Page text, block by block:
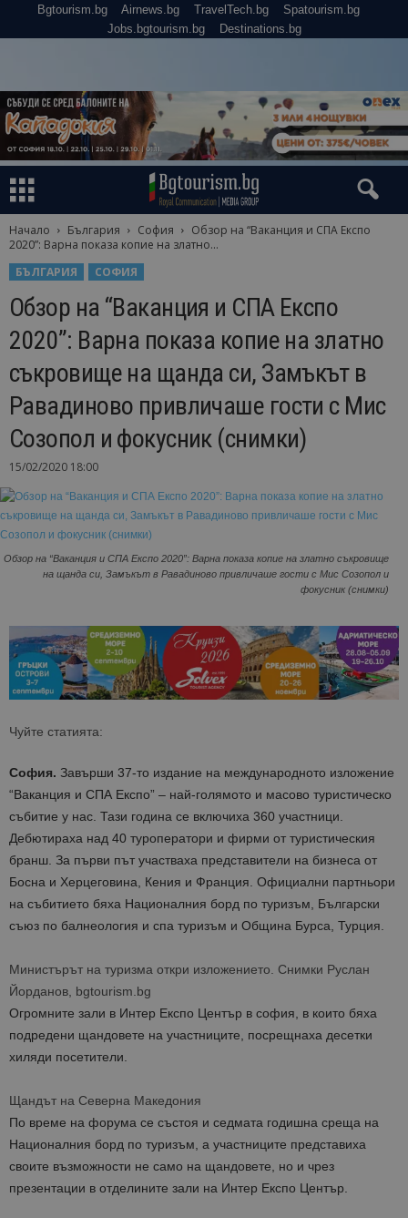
Bgtourism.bg Airnews.bg TravelTech.bg
Spatourism.bg
Jobs.bgtourism.bg
Destinations.bg
Начало България София
Обзор на “Ваканция и СПА Експо
2020”: Варна показа копие на златно...
БЪЛГАРИЯ
СОФИЯ
Обзор на “Ваканция и СПА Експо
2020”: Варна показа копие на златно
съкровище на щанда си, Замъкът в
Равадиново привличаше гости с Мис
Созопол и фокусник (снимки)
15/02/2020 18:00
Обзор на “Ваканция и СПА Експо 2020”: Варна показа копие на златно съкровище
на щанда си, Замъкът в Равадиново привличаше гости с Мис Созопол и
фокусник (снимки)
Чуйте статията:
София. Завърши 37-то издание на международното изложение
“Ваканция и СПА Експо” – най-голямото и масово туристическо
събитие у нас. Тази година се включиха 360 участници.
Дебютираха над 40 туроператори и фирми от туристическия
бранш. За първи път участваха представители на бизнеса от
Босна и Херцеговина, Кения и Франция. Официални партньори
на събитието бяха Националния борд по туризъм, Български
съюз по балнеология и спа туризъм и Община Бурса, Турция.
Министърът на туризма откри изложението. Снимки Руслан
Йорданов, bgtourism.bg
Огромните зали в Интер Експо Център в софия, в които бяха
подредени щандовете на участниците, посрещнаха десетки
хиляди посетители.
Щандът на Северна Македония
По време на форума се състоя и седмата годишна среща на
Националния борд по туризъм, а участниците представиха
своите възможности не само на щандовете, но и чрез
презентации в отделините зали на Интер Експо Център.